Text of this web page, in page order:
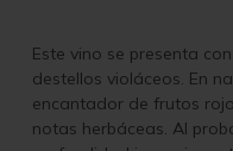
Este vino se presenta
destellos violáceos. En
encantador de frutos
notas herbáceas. Al